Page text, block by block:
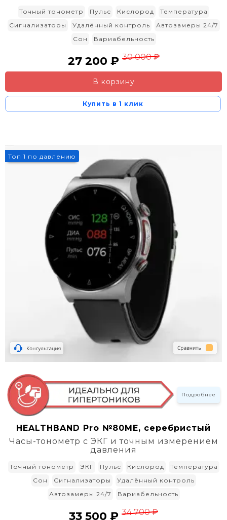
Точный тонометр Пульс Кислород
Температура
Сигнализаторы
Удалённый контроль
Автозамеры 24/7
Сон
Вариабельность
27 200 ₽ 30 000 ₽
В корзину
Купить в 1 клик
3%
Топ 1 по давлению
Подробнее
HEALTHBAND Pro №80ME, серебристый
Часы-тонометр с ЭКГ и точным измерением
давления
Точный тонометр ЭКГ Пульс Кислород
Температура
Сон
Сигнализаторы
Удалённый контроль
Автозамеры 24/7
Вариабельность
33 500 ₽ 34 700 ₽